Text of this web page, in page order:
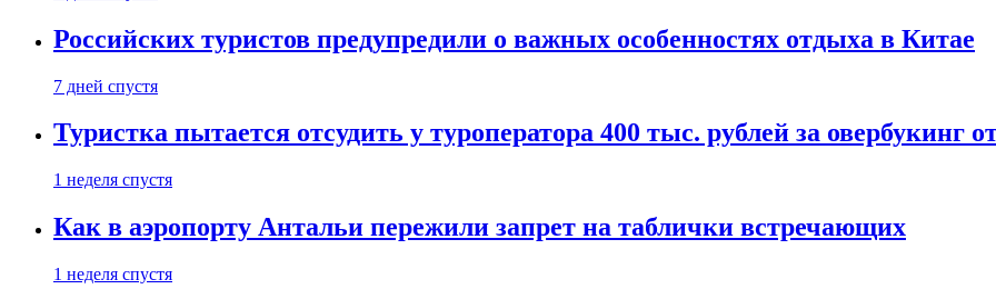
Российских туристов предупредили о важных особенностях отдыха в Китае
7 дней спустя
Туристка пытается отсудить у туроператора 400 тыс. рублей за овербукинг
1 неделя спустя
Как в аэропорту Антальи пережили запрет на таблички встречающих
1 неделя спустя